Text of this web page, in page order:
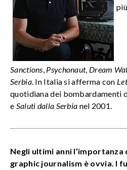
Sanctions, Psychonaut, Dream
Serbia. In Italia si afferma con
quotidiana dei bombardamenti
e Saluti dalla Serbia nel 2001.
Negli ultimi anni
graphic journalism è ovvia. I